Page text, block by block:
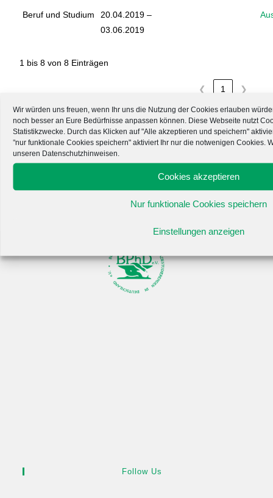
Wir würden uns freuen, wenn Ihr uns die Nutzung der Cookies erlauben
noch besser an Eure Bedürfnisse anpassen können. Diese Webseite nutzt
Statistikzwecke. Durch das Klicken auf "Alle akzeptieren und speichern"
"nur funktionale Cookies speichern" aktiviert Ihr nur die notwenigen Cookies.
unseren Datenschutzhinweisen.
Cookies akzeptieren
Nur funktionale Cookies speichern
Einstellungen anzeigen
Beruf und Studium
20.04.2019 –
03.06.2019
1 bis 8 von 8 Einträgen
❮ 1 ❯
Bei Fragen oder Anmerkungen melden Sie sich gerne unter
qm@bphd.de!
Follow Us